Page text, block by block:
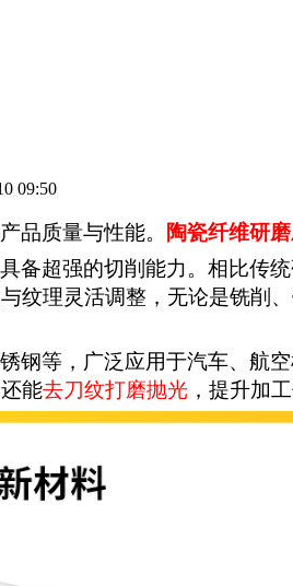
09:50
品质量与性能。 陶瓷纤维研磨
备超强的切削能力。相比传
纹理灵活调整，无论是铣削
钢等，广泛应用于汽车、航
能去刀纹打磨抛光 ，提升加